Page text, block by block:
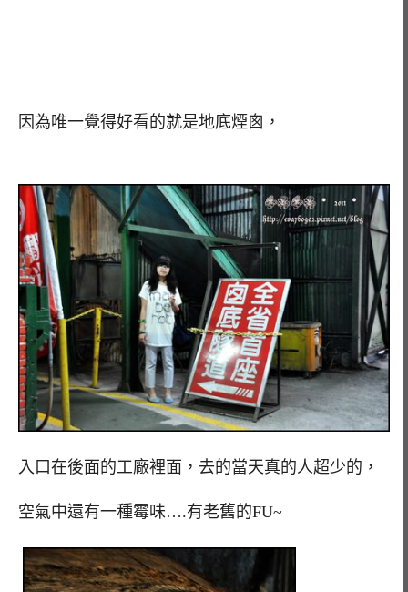
因為唯一覺得好看的就是地底煙囪，
入口在後面的工廠裡面，去的當天真的人超少的，
空氣中還有一種霉味….有老舊的FU~